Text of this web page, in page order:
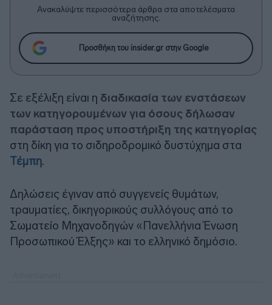
Ανακαλύψτε περισσότερα άρθρα στα αποτελέσματα
αναζήτησης.
Προσθήκη του insider.gr στην Google
Σε εξέλιξη είναι η διαδικασία των ενστάσεων
των κατηγορουμένων για όσους δήλωσαν
παράσταση προς υποστήριξη της κατηγορίας
στη δίκη για το σιδηροδρομικό δυστύχημα στα
Τέμπη.
Δηλώσεις έγιναν από συγγενείς θυμάτων,
τραυματίες, δικηγορικούς συλλόγους από το
Σωματείο Μηχανοδηγών «Πανελλήνια Ένωση
Προσωπικού Έλξης» και το ελληνικό δημόσιο.